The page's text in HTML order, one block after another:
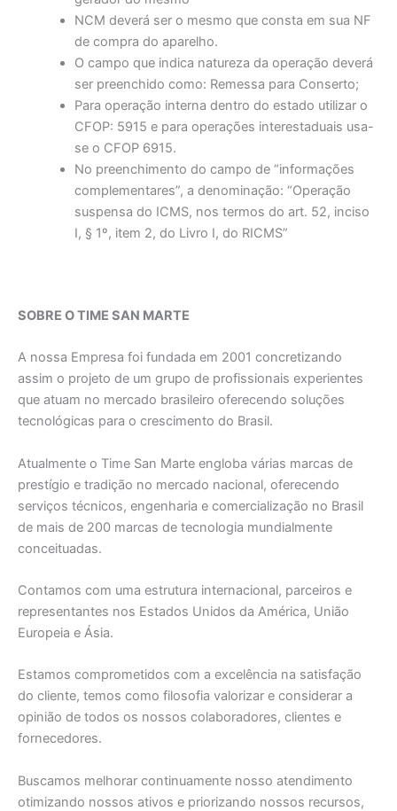
NCM deverá ser o mesmo que consta em sua NF
de compra do aparelho.
O campo que indica natureza da operação deverá
ser preenchido como: Remessa para Conserto;
Para operação interna dentro do estado utilizar o
CFOP: 5915 e para operações interestaduais usa-
se o CFOP 6915.
No preenchimento do campo de “informações
complementares”, a denominação: “Operação
suspensa do ICMS, nos termos do art. 52, inciso
I, § 1º, item 2, do Livro I, do RICMS”
SOBRE O TIME SAN MARTE
A nossa Empresa foi fundada em 2001 concretizando
assim o projeto de um grupo de profissionais experientes
que atuam no mercado brasileiro oferecendo soluções
tecnológicas para o crescimento do Brasil.
Atualmente o Time San Marte engloba várias marcas de
prestígio e tradição no mercado nacional, oferecendo
serviços técnicos, engenharia e comercialização no Brasil
de mais de 200 marcas de tecnologia mundialmente
conceituadas.
Contamos com uma estrutura internacional, parceiros e
representantes nos Estados Unidos da América, União
Europeia e Ásia.
Estamos comprometidos com a excelência na satisfação
do cliente, temos como filosofia valorizar e considerar a
opinião de todos os nossos colaboradores, clientes e
fornecedores.
Buscamos melhorar continuamente nosso atendimento
otimizando nossos ativos e priorizando nossos recursos,